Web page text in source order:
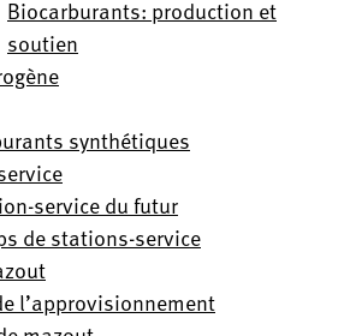
Biocarburants: production et
soutien
synthétiques
service du futur
de stations-service
l’approvisionnement